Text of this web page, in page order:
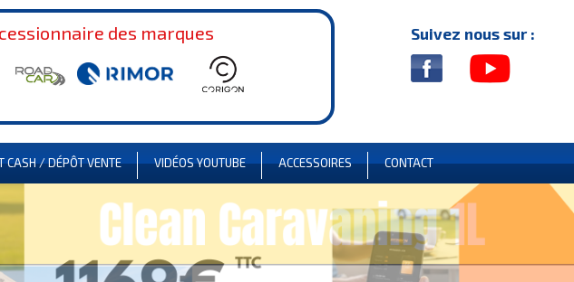
des marques Suivez nous sur :
CASH / DÉPÔT VENTE VIDÉOS YOUTUBE ACCESSOIRES CONTACT